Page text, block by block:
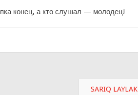
конец, а кто слушал — молодец!
SARIQ LAYLAK